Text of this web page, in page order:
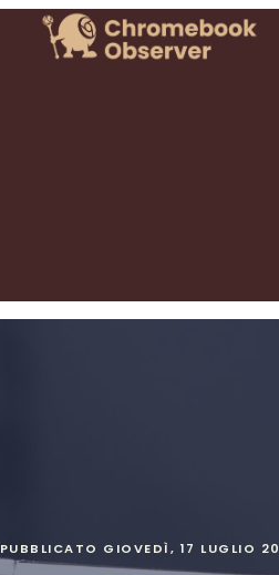
PUBBLICATO GIOVEDÌ, 17 LUGLIO